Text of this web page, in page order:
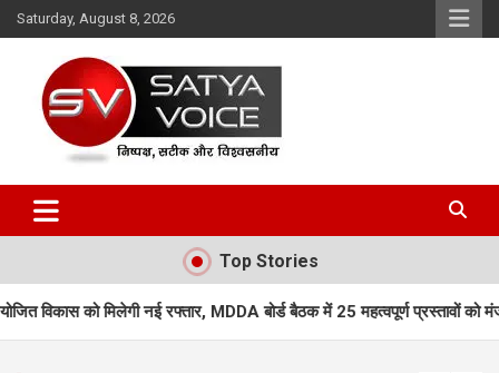
Skip
to
Saturday, August 8, 2026
Satya Voice
Top Stories
रफ्तार, MDDA बोर्ड बैठक में 25 महत्वपूर्ण प्रस्तावों को मंजूरी एमडीडीए बोर्ड